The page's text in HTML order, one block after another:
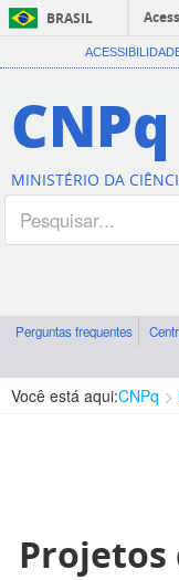
BRASIL
CNPq
MINISTÉRIO DA
Perguntas frequentes
Você está aqui:CNPq
Projetos